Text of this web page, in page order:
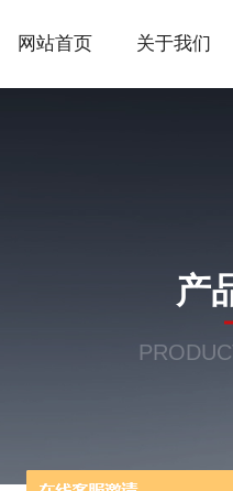
网站首页 关于我们
产